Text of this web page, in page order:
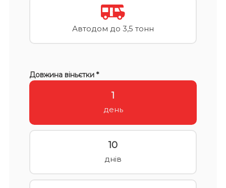
Автодом до 3,5 тонн
Довжина віньєтки *
1
день
10
днів